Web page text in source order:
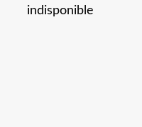
indisponible